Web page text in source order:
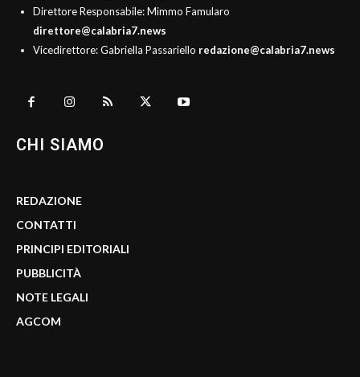
Direttore Responsabile: Mimmo Famularo
direttore@calabria7.news
Vicedirettore: Gabriella Passariello redazione@calabria7.news
CHI SIAMO
REDAZIONE
CONTATTI
PRINCIPI EDITORIALI
PUBBLICITÀ
NOTE LEGALI
AGCOM